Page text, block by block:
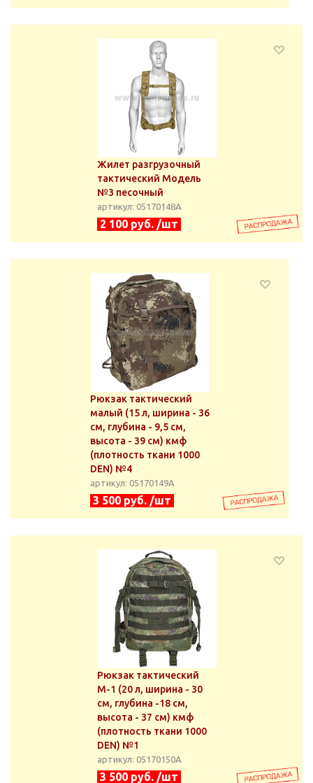
Жилет разгрузочный
тактический Модель
№3 песочный
артикул: 05170148А
2 100 руб. /шт
Рюкзак тактический
малый (15 л, ширина - 36
см, глубина - 9,5 см,
высота - 39 см) кмф
(плотность ткани 1000
DEN) №4
артикул: 05170149А
3 500 руб. /шт
Рюкзак тактический
М-1 (20 л, ширина - 30
см, глубина -18 см,
высота - 37 см) кмф
(плотность ткани 1000
DEN) №1
артикул: 05170150А
3 500 руб. /шт